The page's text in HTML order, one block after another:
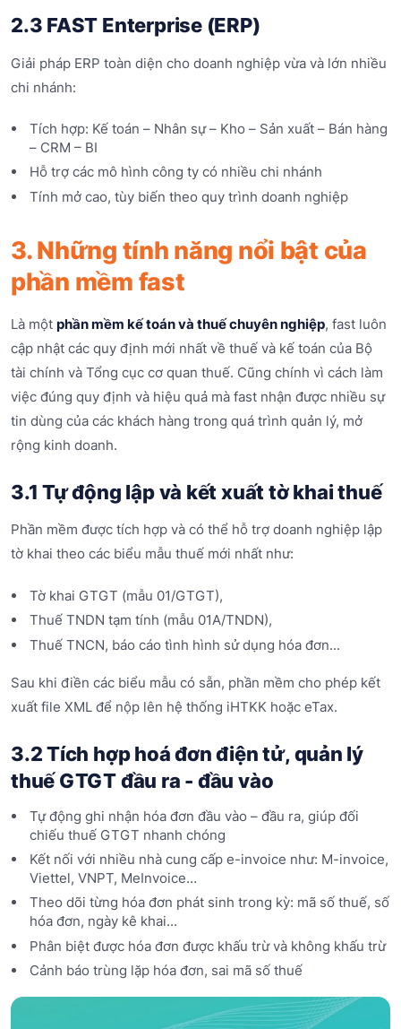
2.3 FAST Enterprise (ERP)
Giải pháp ERP toàn diện cho doanh nghiệp vừa và lớn nhiều
chi nhánh:
Tích hợp: Kế toán – Nhân sự – Kho – Sản xuất – Bán hàng
– CRM – BI
Hỗ trợ các mô hình công ty có nhiều chi nhánh
Tính mở cao, tùy biến theo quy trình doanh nghiệp
3. Những tính năng nổi bật của
phần mềm fast
Là một phần mềm kế toán và thuế chuyên nghiệp, fast luôn
cập nhật các quy định mới nhất về thuế và kế toán của Bộ
tài chính và Tổng cục cơ quan thuế. Cũng chính vì cách làm
việc đúng quy định và hiệu quả mà fast nhận được nhiều sự
tin dùng của các khách hàng trong quá trình quản lý, mở
rộng kinh doanh.
3.1 Tự động lập và kết xuất tờ khai thuế
Phần mềm được tích hợp và có thể hỗ trợ doanh nghiệp lập
tờ khai theo các biểu mẫu thuế mới nhất như:
Tờ khai GTGT (mẫu 01/GTGT),
Thuế TNDN tạm tính (mẫu 01A/TNDN),
Thuế TNCN, báo cáo tình hình sử dụng hóa đơn...
Sau khi điền các biểu mẫu có sẵn, phần mềm cho phép kết
xuất file XML để nộp lên hệ thống iHTKK hoặc eTax.
3.2 Tích hợp hoá đơn điện tử, quản lý
thuế GTGT đầu ra - đầu vào
Tự động ghi nhận hóa đơn đầu vào – đầu ra, giúp đối
chiếu thuế GTGT nhanh chóng
Kết nối với nhiều nhà cung cấp e-invoice như: M-invoice,
Viettel, VNPT, MeInvoice…
Theo dõi từng hóa đơn phát sinh trong kỳ: mã số thuế, số
hóa đơn, ngày kê khai...
Phân biệt được hóa đơn được khấu trừ và không khấu trừ
Cảnh báo trùng lặp hóa đơn, sai mã số thuế